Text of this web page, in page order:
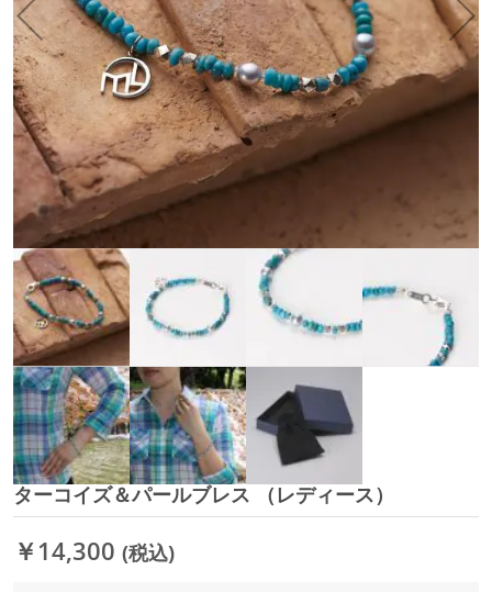
最
後
に
移
動
す
る
イ
メ
ー
ジ
ターコイズ＆パールブレス （レディース）
￥14,300 (税込)